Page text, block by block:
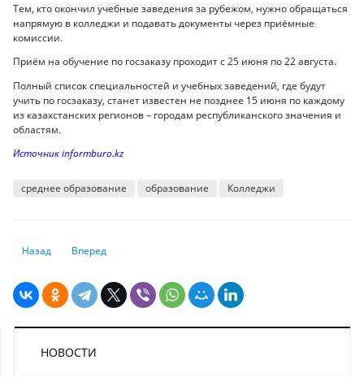
Тем, кто окончил учебные заведения за рубежом, нужно обращаться
напрямую в колледжи и подавать документы через приёмные
комиссии.
Приём на обучение по госзаказу проходит с 25 июня по 22 августа.
Полный список специальностей и учебных заведений, где будут
учить по госзаказу, станет известен не позднее 15 июня по каждому
из казахстанских регионов – городам республиканского значения и
областям.
Источник informburo.kz
среднее образование образование Колледжи
Предыдущий: Летние хлопоты. Почему страхование детей – это
Назад Следующий: Партнерская ипотека в Казахстане: о чем
Вперед
НОВОСТИ